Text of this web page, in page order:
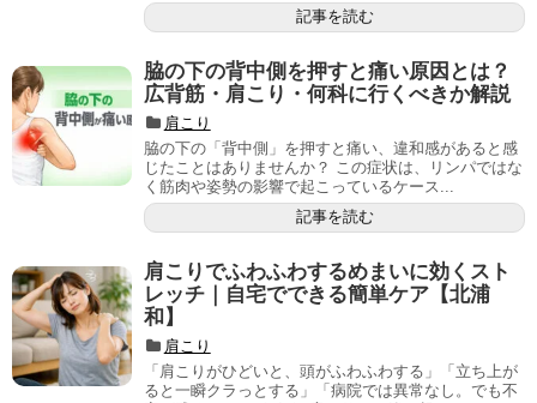
記事を読む
脇の下の背中側を押すと痛い原因とは？
広背筋・肩こり・何科に行くべきか解説
肩こり
脇の下の「背中側」を押すと痛い、違和感があると感
じたことはありませんか？ この症状は、リンパではな
く筋肉や姿勢の影響で起こっているケース...
記事を読む
肩こりでふわふわするめまいに効くスト
レッチ｜自宅でできる簡単ケア【北浦
和】
肩こり
「肩こりがひどいと、頭がふわふわする」「立ち上が
ると一瞬クラっとする」「病院では異常なし。でも不